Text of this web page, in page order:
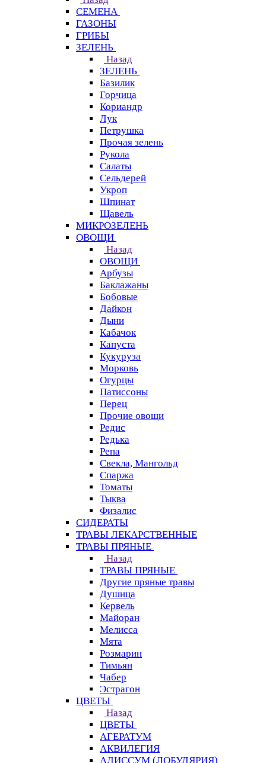
СЕМЕНА
ГАЗОНЫ
ГРИБЫ
ЗЕЛЕНЬ
Назад
ЗЕЛЕНЬ
Базилик
Горчица
Кориандр
Лук
Петрушка
Прочая зелень
Рукола
Салаты
Сельдерей
Укроп
Шпинат
Щавель
МИКРОЗЕЛЕНЬ
ОВОЩИ
Назад
ОВОЩИ
Арбузы
Баклажаны
Бобовые
Дайкон
Дыни
Кабачок
Капуста
Кукуруза
Морковь
Огурцы
Патиссоны
Перец
Прочие овощи
Редис
Редька
Репа
Свекла, Мангольд
Спаржа
Томаты
Тыква
Физалис
СИДЕРАТЫ
ТРАВЫ ЛЕКАРСТВЕННЫЕ
ТРАВЫ ПРЯНЫЕ
Назад
ТРАВЫ ПРЯНЫЕ
Другие пряные травы
Душица
Кервель
Майоран
Мелисса
Мята
Розмарин
Тимьян
Чабер
Эстрагон
ЦВЕТЫ
Назад
ЦВЕТЫ
АГЕРАТУМ
АКВИЛЕГИЯ
АЛИССУМ (ЛОБУЛЯРИЯ)